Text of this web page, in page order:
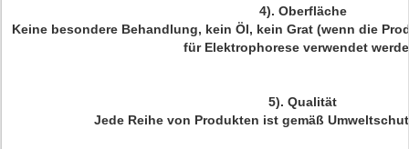
4). Oberfläche
Keine besondere Behandlung, kein Öl, kein Grat (wenn die
für Elektrophorese verwendet
5). Qualität
Jede Reihe von Produkten ist gemäß